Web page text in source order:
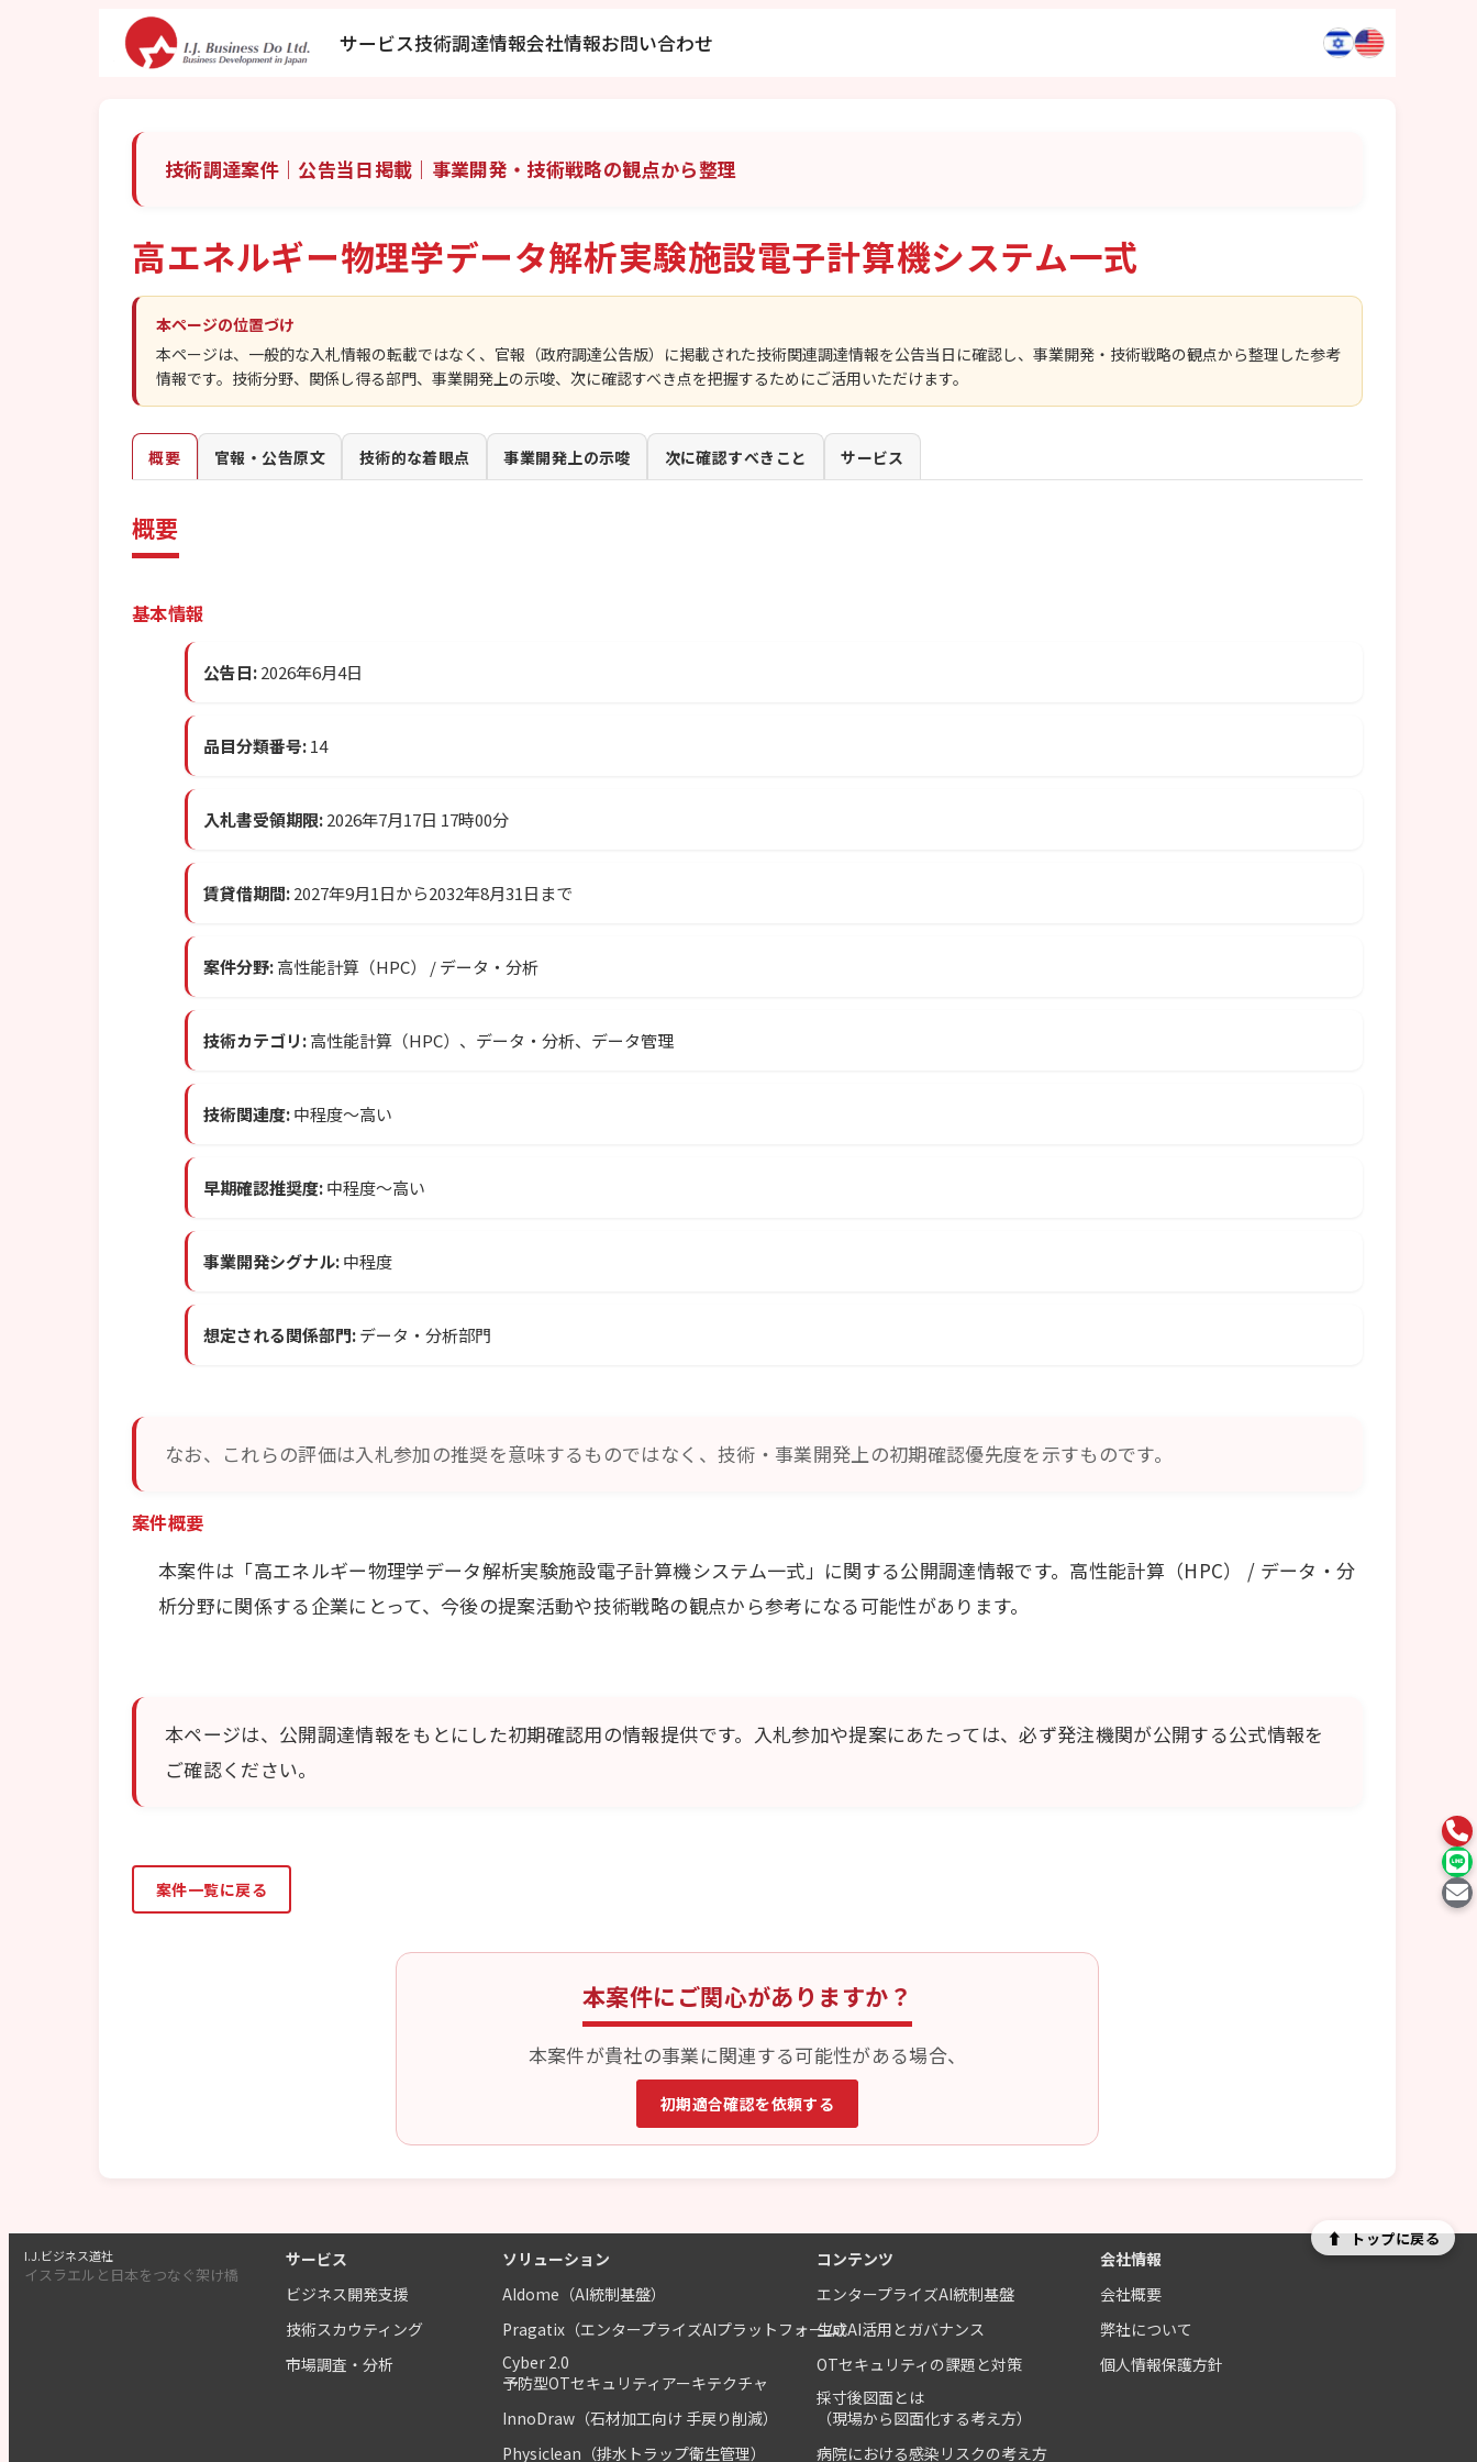
サービス技術調達情報会社情報お問い合わせ
技術調達案件｜公告当日掲載｜事業開発・技術戦略の観点から整理
高エネルギー物理学データ解析実験施設電子計算機システム一式
本ページの位置づけ
本ページは、一般的な入札情報の転載ではなく、官報（政府調達公告版）に掲載された技術関連調達情報を公告当日に確認し、事業開発・技術戦略の観点から整理した参考
情報です。技術分野、関係し得る部門、事業開発上の示唆、次に確認すべき点を把握するためにご活用いただけます。
概要 官報・公告原文 技術的な着眼点 事業開発上の示唆 次に確認すべきこと サービス
概要
基本情報
公告日:2026年6月4日
品目分類番号:14
入札書受領期限:2026年7月17日 17時00分
賃貸借期間:2027年9月1日から2032年8月31日まで
案件分野:高性能計算（HPC） / データ・分析
技術カテゴリ:高性能計算（HPC）、データ・分析、データ管理
技術関連度:中程度〜高い
早期確認推奨度:中程度〜高い
事業開発シグナル:中程度
想定される関係部門:データ・分析部門
なお、これらの評価は入札参加の推奨を意味するものではなく、技術・事業開発上の初期確認優先度を示すものです。
案件概要
本案件は「高エネルギー物理学データ解析実験施設電子計算機システム一式」に関する公開調達情報です。高性能計算（HPC） / データ・分
析分野に関係する企業にとって、今後の提案活動や技術戦略の観点から参考になる可能性があります。
本ページは、公開調達情報をもとにした初期確認用の情報提供です。入札参加や提案にあたっては、必ず発注機関が公開する公式情報を
ご確認ください。
案件一覧に戻る
本案件にご関心がありますか？
本案件が貴社の事業に関連する可能性がある場合、
初期適合確認を依頼する
⬆ トップに戻る
I.J.ビジネス道社
イスラエルと日本をつなぐ架け橋
サービス
ビジネス開発支援
技術スカウティング
市場調査・分析
ソリューション
AIdome（AI統制基盤）
Pragatix（エンタープライズAIプラットフォーム）
Cyber 2.0
予防型OTセキュリティアーキテクチャ
InnoDraw（石材加工向け 手戻り削減）
Physiclean（排水トラップ衛生管理）
コンテンツ
エンタープライズAI統制基盤
生成AI活用とガバナンス
OTセキュリティの課題と対策
採寸後図面とは
（現場から図面化する考え方）
病院における感染リスクの考え方
会社情報
会社概要
弊社について
個人情報保護方針